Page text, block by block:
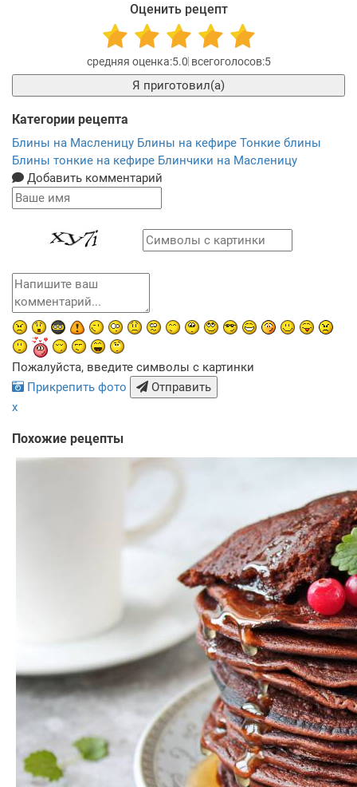
Оценить рецепт
5.0 5
Я приготовил(а)
Категории рецепта
Блины на Масленицу Блины на кефире Тонкие блины
Блины тонкие на кефире Блинчики на Масленицу
Добавить комментарий
Пожалуйста, введите символы с картинки
Прикрепить фото
Отправить
x
Похожие рецепты